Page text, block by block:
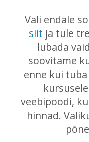
Vali endale
siit ja tule
lubada
soovitame
enne kui
veebipoodi,
hinnad.